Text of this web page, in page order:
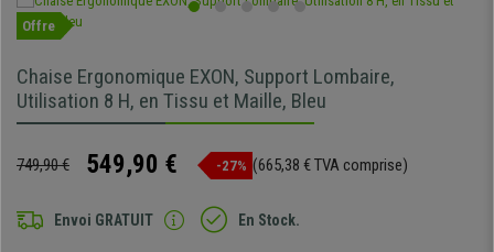
Offre
Chaise Ergonomique EXON, Support Lombaire,
Utilisation 8 H, en Tissu et Maille, Bleu
749,90 € 549,90 € -27% (665,38 € TVA comprise)
Envoi GRATUIT En Stock.